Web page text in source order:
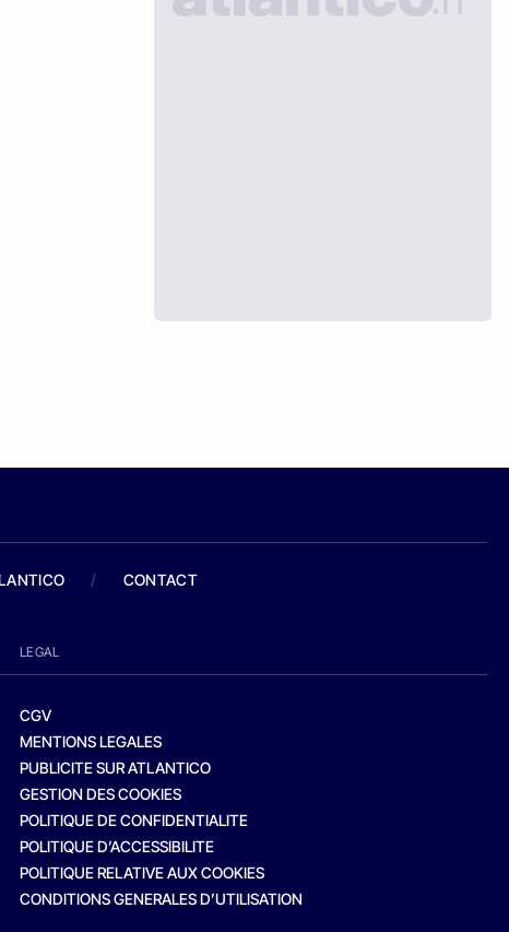
/ CONTACT
LEGAL
CGV
MENTIONS LEGALES
PUBLICITE SUR ATLANTICO
GESTION DES COOKIES
POLITIQUE DE CONFIDENTIALITE
POLITIQUE D’ACCESSIBILITE
POLITIQUE RELATIVE AUX COOKIES
CONDITIONS GENERALES D’UTILISATION